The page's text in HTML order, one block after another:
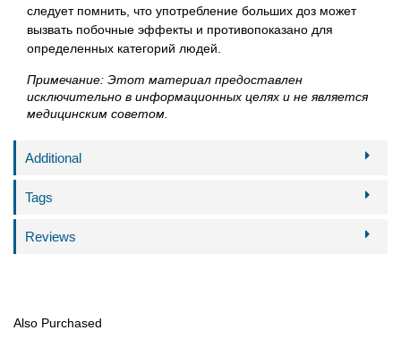
следует помнить, что употребление больших доз может
вызвать побочные эффекты и противопоказано для
определенных категорий людей.
Примечание: Этот материал предоставлен
исключительно в информационных целях и не является
медицинским советом.
Additional
Tags
Reviews
Also Purchased